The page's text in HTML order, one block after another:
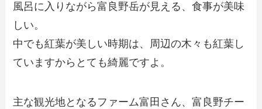
風呂に入りながら富良野岳が見える、食事が美味
しい。
中でも紅葉が美しい時期は、周辺の木々も紅葉し
ていますからとても綺麗ですよ。
主な観光地となるファーム富田さん、富良野チー